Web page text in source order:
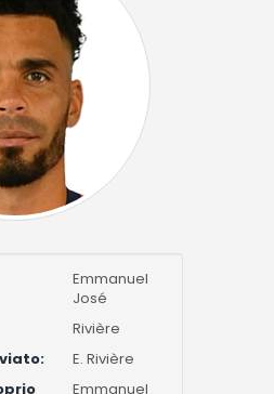
Emmanuel
José
Rivière
E. Rivière
Emmanuel